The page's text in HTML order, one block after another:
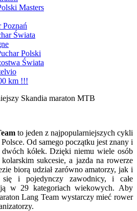
Masters
Poznań
Świata
Polski
Świata
km !!!
Skandia maraton MTB
to jeden z najpopularniejszych cykli
Od samego początku jest znany i
kółek. Dzięki niemu wiele osób
kolarskim sukcesie, a jazda na rowerze
biorą udział zarówno amatorzy, jak i
się i pojedynczy zawodnicy, i całe
w 29 kategoriach wiekowych. Aby
Lang Team wystarczy mieć rower